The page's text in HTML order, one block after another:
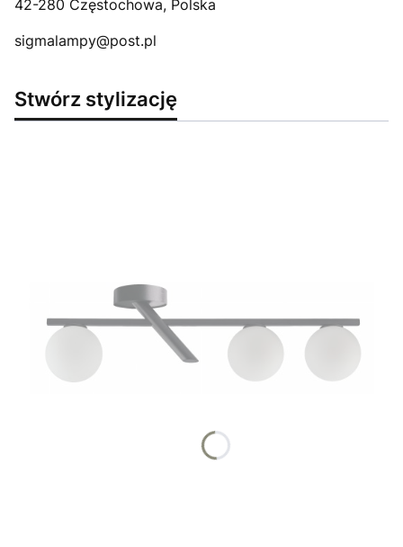
42-280 Częstochowa, Polska
sigmalampy@post.pl
Stwórz stylizację